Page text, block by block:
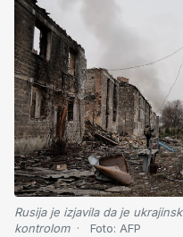
Rusija je izjavila da je
kontrolom
Foto: AFP